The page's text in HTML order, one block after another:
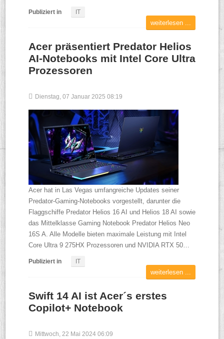
Publiziert in IT
weiterlesen ...
Acer präsentiert Predator Helios
AI-Notebooks mit Intel Core Ultra
Prozessoren
Dienstag, 07 Januar 2025 08:19
Acer hat in Las Vegas umfangreiche Updates seiner
Predator-Gaming-Notebooks vorgestellt, darunter die
Flaggschiffe Predator Helios 16 AI und Helios 18 AI sowie
das Mittelklasse Gaming Notebook Predator Helios Neo
16S A. Alle Modelle bieten maximale Leistung mit Intel
Core Ultra 9 275HX Prozessoren und NVIDIA RTX 50…
Publiziert in IT
weiterlesen ...
Swift 14 AI ist Acer´s erstes
Copilot+ Notebook
Mittwoch, 22 Mai 2024 06:09